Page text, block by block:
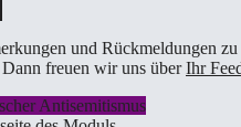
und Rückmeldungen zu
freuen wir uns überIhr
Antisemitismus